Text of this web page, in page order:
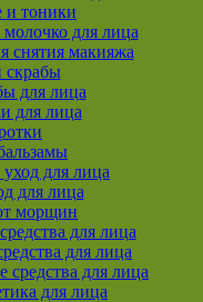
тоники
для лица
снятия макияжа
для лица
для лица
для лица
для лица
морщин
для лица
для лица
для лица
для лица